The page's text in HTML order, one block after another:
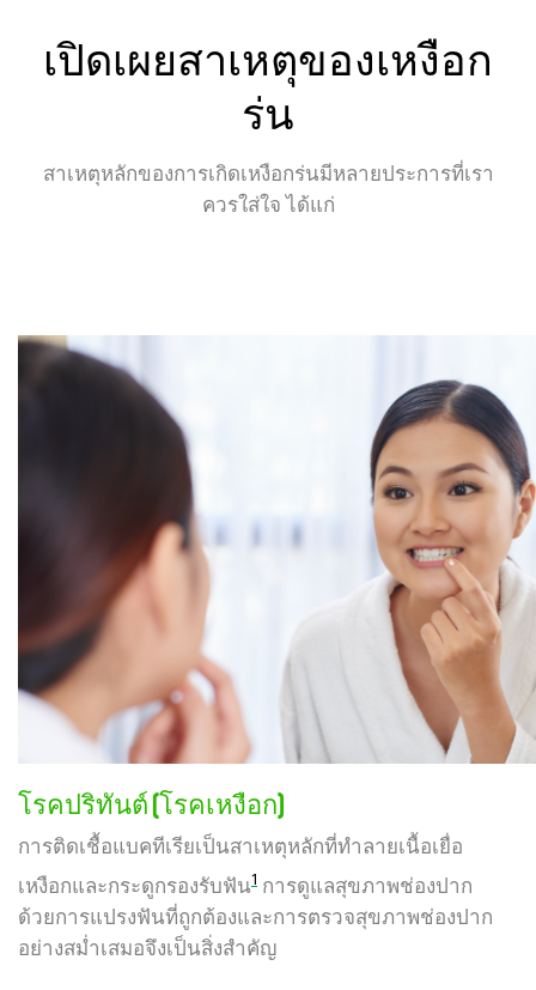
เปิดเผยสาเหตุของเหงือก
ร่น
สาเหตุหลักของการเกิดเหงือกร่นมีหลายประการที่เรา
ควรใส่ใจ ได้แก่
โรคปริทันต์ (โรคเหงือก)
การติดเชื้อแบคทีเรียเป็นสาเหตุหลักที่ทำลายเนื้อเยื่อ
เหงือกและกระดูกรองรับฟัน1 การดูแลสุขภาพช่องปาก
ด้วยการแปรงฟันที่ถูกต้องและการตรวจสุขภาพช่องปาก
อย่างสม่ำเสมอจึงเป็นสิ่งสำคัญ